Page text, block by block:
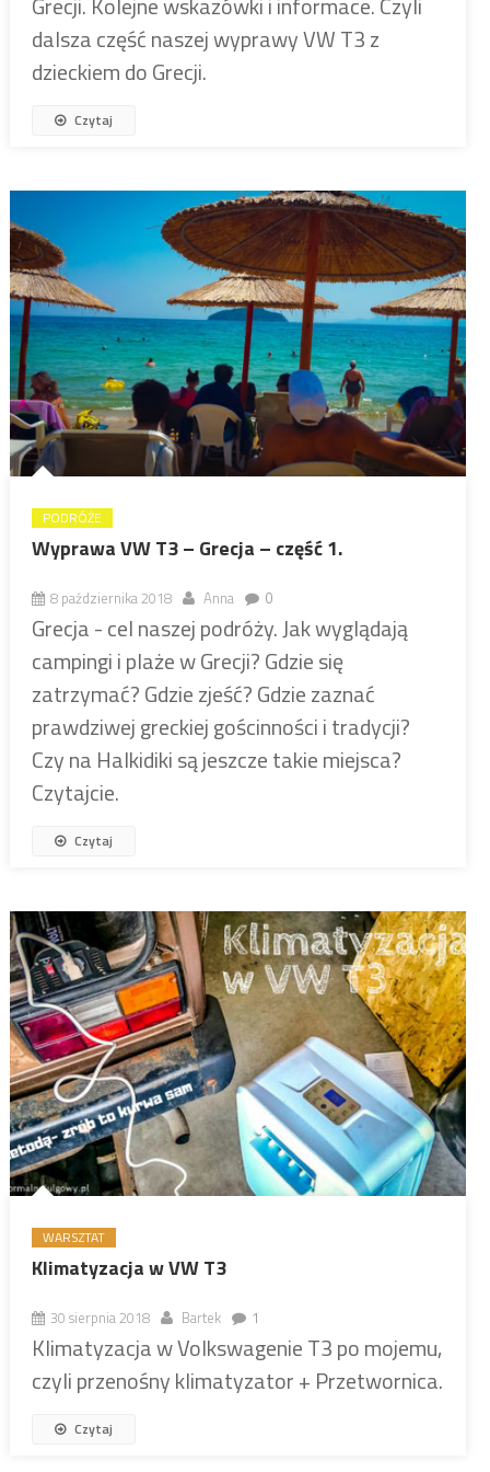
dalsza część naszej wyprawy VW T3 z
dzieckiem do Grecji.
Czytaj
PODRÓŻE
Wyprawa VW T3 – Grecja – część 1.
8 października 2018 Anna 0
Grecja - cel naszej podróży. Jak wyglądają
campingi i plaże w Grecji? Gdzie się
zatrzymać? Gdzie zjeść? Gdzie zaznać
prawdziwej greckiej gościnności i tradycji?
Czy na Halkidiki są jeszcze takie miejsca?
Czytajcie.
Czytaj
WARSZTAT
Klimatyzacja w VW T3
30 sierpnia 2018 Bartek 1
Klimatyzacja w Volkswagenie T3 po mojemu,
czyli przenośny klimatyzator + Przetwornica.
Czytaj